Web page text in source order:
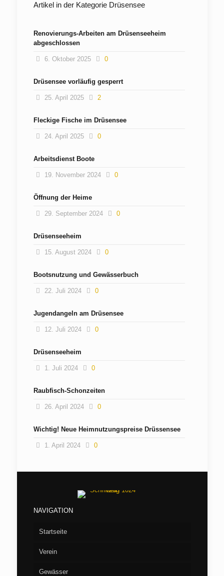
Artikel in der Kategorie Drüsensee
Renovierungs-Arbeiten am Drüsenseeheim
abgeschlossen
6. Oktober 2025 0
Drüsensee vorläufig gesperrt
25. April 2025 2
Fleckige Fische im Drüsensee
24. April 2025 0
Arbeitsdienst Boote
19. November 2024 0
Öffnung der Heime
29. September 2024 0
Drüsenseeheim
15. August 2024 0
Bootsnutzung und Gewässerbuch
22. Juli 2024 0
Jugendangeln am Drüsensee
12. Juli 2024 0
Drüsenseeheim
1. Juli 2024 0
Raubfisch-Schonzeiten
26. April 2024 0
Wichtig! Neue Heimnutzungspreise Drüssensee
1. April 2024 0
NAVIGATION
Startseite
Verein
Vorstand
Gewässer